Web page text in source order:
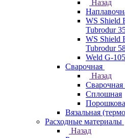
Назад
WS Shield
Tubrodur
WS Shield
Tubrodur
Weld G-105
Сварочная
Назад
Сварочная
Сплошная
Вязальная
Расходные материалы
Назад